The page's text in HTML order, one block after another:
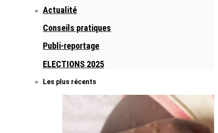
Actualité
Conseils pratiques
Publi-reportage
ELECTIONS 2025
Les plus récents